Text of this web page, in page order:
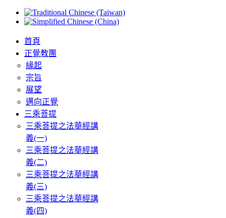
首頁
正覺教團
緣起
宗旨
展望
邁向正覺
三乘菩提
三乘菩提之法華經講
義(一)
三乘菩提之法華經講
義(二)
三乘菩提之法華經講
義(三)
三乘菩提之法華經講
義(四)